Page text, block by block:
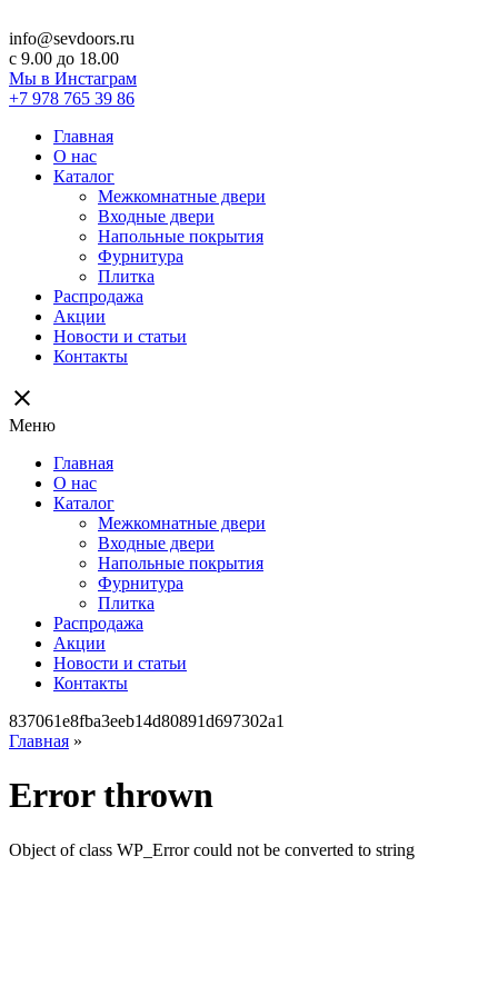
info@sevdoors.ru
c 9.00 до 18.00
Мы в Инстаграм
+7 978 765 39 86
Главная
О нас
Каталог
Межкомнатные двери
Входные двери
Напольные покрытия
Фурнитура
Плитка
Распродажа
Акции
Новости и статьи
Контакты
close
Меню
Главная
О нас
Каталог
Межкомнатные двери
Входные двери
Напольные покрытия
Фурнитура
Плитка
Распродажа
Акции
Новости и статьи
Контакты
837061e8fba3eeb14d80891d697302a1
Главная »
Error thrown
Object of class WP_Error could not be converted to string